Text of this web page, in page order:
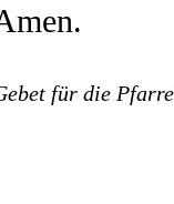
für die